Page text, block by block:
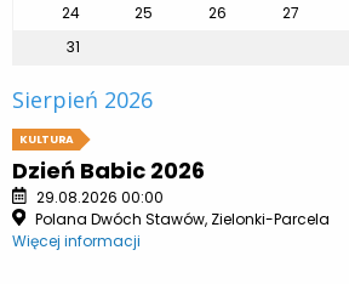
24
25 26 27
31
Sierpień 2026
KULTURA
Dzień Babic 2026
29.08.2026 00:00
Polana Dwóch Stawów, Zielonki-Parcela
Więcej informacji